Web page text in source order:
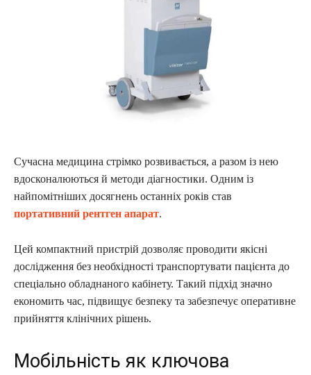
Сучасна медицина стрімко розвивається, а разом із нею
вдосконалюються й методи діагностики. Одним із
найпомітніших досягнень останніх років став
портативний рентген апарат.
Цей компактний пристрій дозволяє проводити якісні
дослідження без необхідності транспортувати пацієнта до
спеціально обладнаного кабінету. Такий підхід значно
економить час, підвищує безпеку та забезпечує оперативне
прийняття клінічних рішень.
Мобільність як ключова